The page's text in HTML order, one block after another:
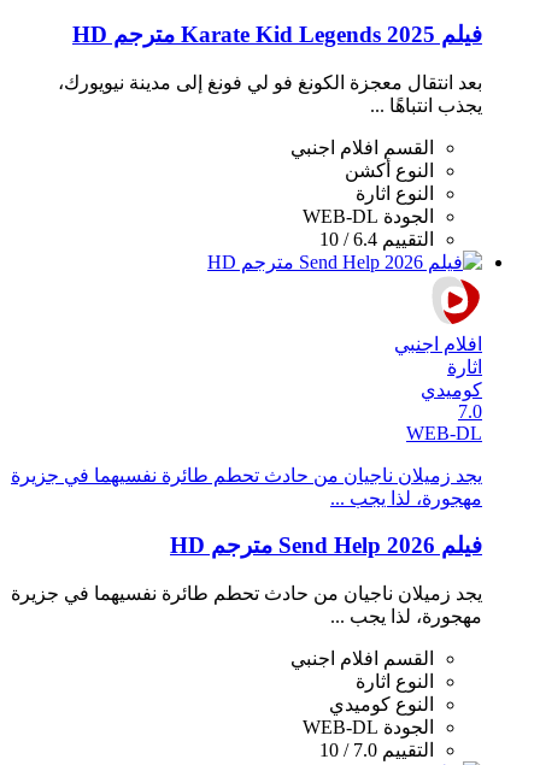
فيلم Karate Kid Legends 2025 مترجم HD
بعد انتقال معجزة الكونغ فو لي فونغ إلى مدينة نيويورك،
يجذب انتباهًا ...
القسم
افلام اجنبي
النوع أكشن
النوع اثارة
الجودة WEB-DL
التقييم 6.4 / 10
افلام اجنبي
اثارة
كوميدي
7.0
WEB-DL
يجد زميلان ناجيان من حادث تحطم طائرة نفسيهما في جزيرة
مهجورة، لذا يجب ...
فيلم Send Help 2026 مترجم HD
يجد زميلان ناجيان من حادث تحطم طائرة نفسيهما في جزيرة
مهجورة، لذا يجب ...
القسم
افلام اجنبي
النوع اثارة
النوع كوميدي
الجودة WEB-DL
التقييم 7.0 / 10